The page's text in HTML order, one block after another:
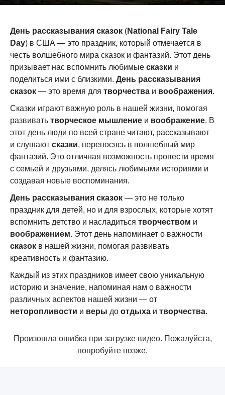
День рассказывания сказок (National Fairy Tale
Day) в США — это праздник, который отмечается в
честь волшебного мира сказок и фантазий. Этот день
призывает нас вспомнить любимые сказки и
поделиться ими с близкими. День рассказывания
сказок — это время для творчества и воображения.
Сказки играют важную роль в нашей жизни, помогая
развивать творческое мышление и воображение. В
этот день люди по всей стране читают, рассказывают
и слушают сказки, переносясь в волшебный мир
фантазий. Это отличная возможность провести время
с семьей и друзьями, делясь любимыми историями и
создавая новые воспоминания.
День рассказывания сказок — это не только
праздник для детей, но и для взрослых, которые хотят
вспомнить детство и насладиться творчеством и
воображением. Этот день напоминает о важности
сказок в нашей жизни, помогая развивать
креативность и фантазию.
Каждый из этих праздников имеет свою уникальную
историю и значение, напоминая нам о важности
различных аспектов нашей жизни — от
неторопливости и веры до отдыха и творчества.
Произошла ошибка при загрузке видео. Пожалуйста,
попробуйте позже.